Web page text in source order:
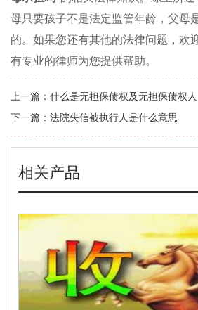
母只要孩子不是法定监管年龄，父母
的。如果您还有其他的法律问题，欢
有专业的律师为您提供帮助。
上一篇： 什么是无担保债权及无担保债权人
下一篇： 法院失信被执行人是什么意思
相关产品